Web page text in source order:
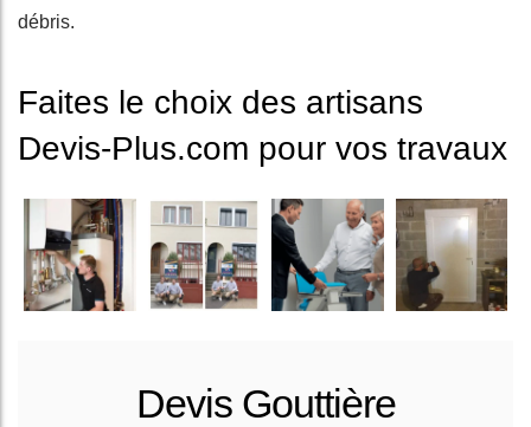
débris.
Faites le choix des artisans
Devis-Plus.com pour vos travaux
Devis Gouttière